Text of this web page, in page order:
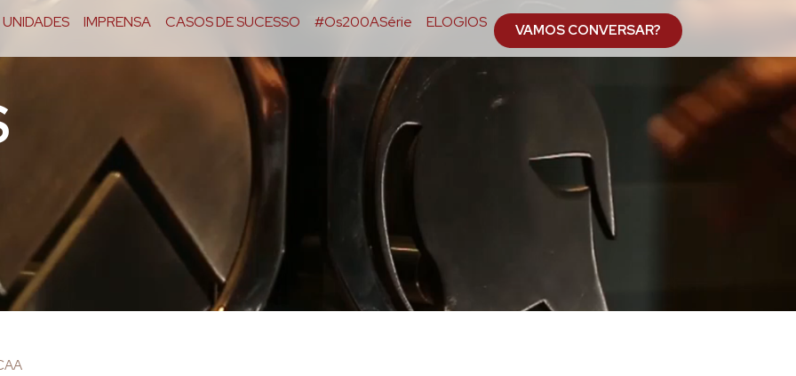
UNIDADES IMPRENSA CASOS DE SUCESSO #Os200ASérie ELOGIOS VAMOS CONVERSAR?